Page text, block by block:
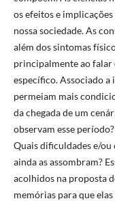
os efeitos e
nossa sociedade. As
além dos sintomas
principalmente ao
específico. Associado a
permeiam mais
da chegada de um
observam esse
Quais dificuldades e/
ainda as assombram?
acolhidos na proposta
memórias para que